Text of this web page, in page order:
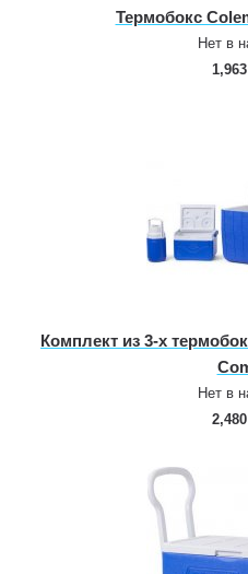
Термобокс
Нет в
Комплект из 3‑х
Нет в